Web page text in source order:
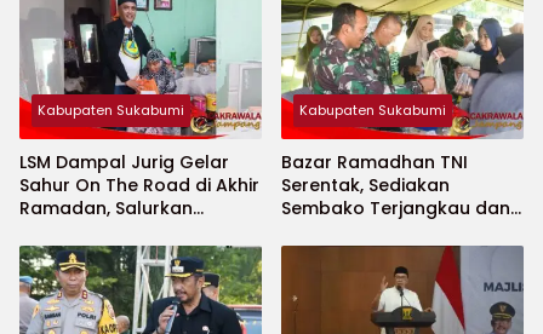
Kabupaten Sukabumi
LSM Dampal Jurig Gelar
Sahur On The Road di Akhir
Ramadan, Salurkan
Jompo dan Anak Yatim
Kabupaten Sukabumi
Bazar Ramadhan TNI
Serentak, Sediakan
Sembako Terjangkau dan